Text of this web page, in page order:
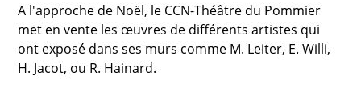
A l'approche de Noël, le CCN-Théâtre du Pommier
met en vente les œuvres de différents artistes qui
ont exposé dans ses murs comme M. Leiter, E. Willi,
H. Jacot, ou R. Hainard.